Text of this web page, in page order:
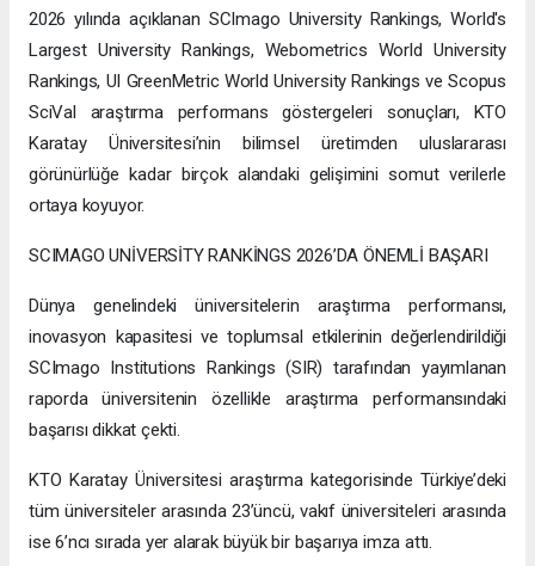
2026 yılında açıklanan SCImago University Rankings, World's
Largest University Rankings, Webometrics World University
Rankings, UI GreenMetric World University Rankings ve Scopus
SciVal araştırma performans göstergeleri sonuçları, KTO
Karatay Üniversitesi’nin bilimsel üretimden uluslararası
görünürlüğe kadar birçok alandaki gelişimini somut verilerle
ortaya koyuyor.
SCIMAGO UNİVERSİTY RANKİNGS 2026’DA ÖNEMLİ BAŞARI
Dünya genelindeki üniversitelerin araştırma performansı,
inovasyon kapasitesi ve toplumsal etkilerinin değerlendirildiği
SCImago Institutions Rankings (SIR) tarafından yayımlanan
raporda üniversitenin özellikle araştırma performansındaki
başarısı dikkat çekti.
KTO Karatay Üniversitesi araştırma kategorisinde Türkiye’deki
tüm üniversiteler arasında 23’üncü, vakıf üniversiteleri arasında
ise 6’ncı sırada yer alarak büyük bir başarıya imza attı.